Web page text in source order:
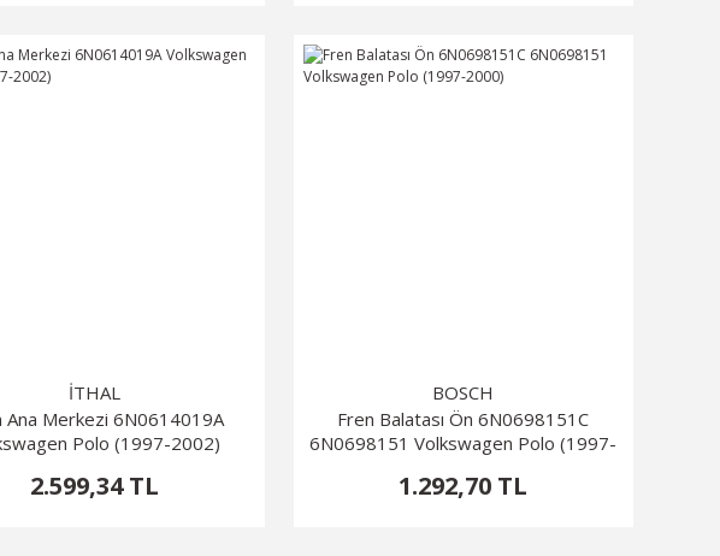
İTHAL
Ana Merkezi 6N0614019A
Polo (1997-2002)
2.599,34 TL
BOSCH
Fren Balatası Ön 6N0698151C
6N0698151 Volkswagen Polo (1997-
1.292,70 TL